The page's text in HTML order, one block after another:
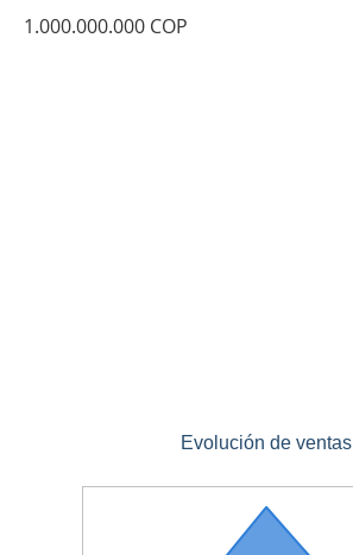
1.000.000.000 COP
Evolución de ventas